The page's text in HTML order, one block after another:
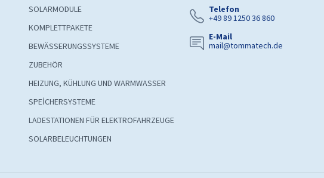
SOLARMODULE
KOMPLETTPAKETE
BEWÄSSERUNGSSYSTEME
ZUBEHÖR
HEIZUNG, KÜHLUNG UND WARMWASSER
SPEİCHERSYSTEME
LADESTATIONEN FÜR ELEKTROFAHRZEUGE
SOLARBELEUCHTUNGEN
Telefon
+49 89 1250 36 860
E-Mail
mail@tommatech.de